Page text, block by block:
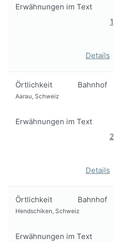
Erwähnungen im Text
1
Details
Örtlichkeit Bahnhof
Aarau, Schweiz
Erwähnungen im Text
2
Details
Örtlichkeit Bahnhof
Hendschiken, Schweiz
Erwähnungen im Text